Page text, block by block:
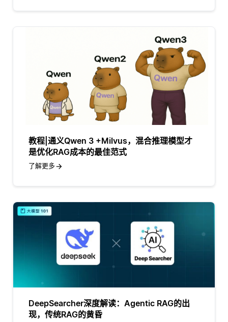
教程|通义Qwen 3 +Milvus，混合推理模型才
是优化RAG成本的最佳范式
了解更多
DeepSearcher深度解读：Agentic RAG的出
现，传统RAG的黄昏